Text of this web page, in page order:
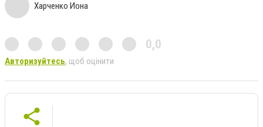
Харченко Иона
0,0
Авторизуйтесь, щоб оцінити